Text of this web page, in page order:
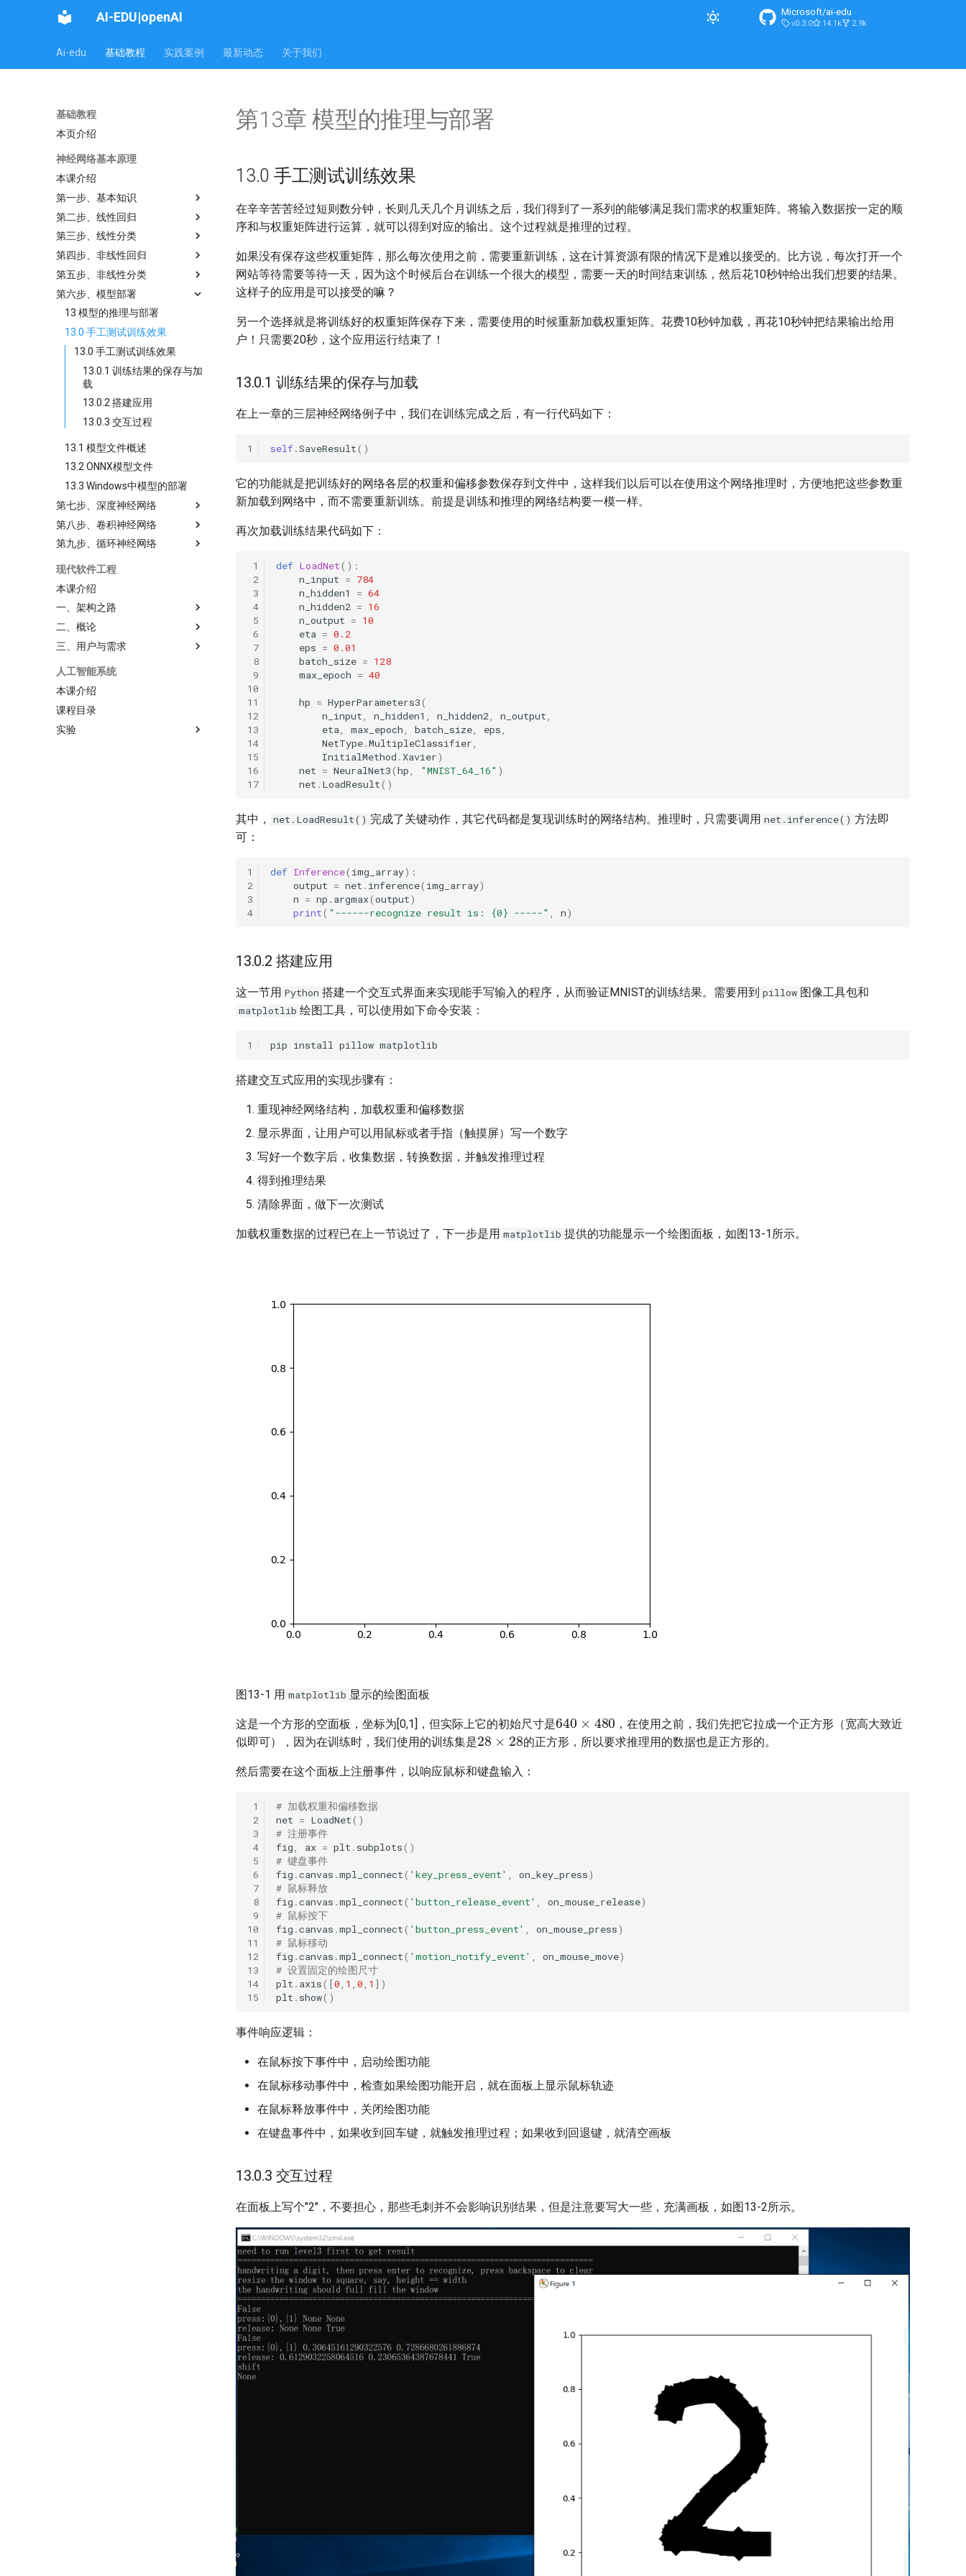
AI-EDU|openAI Microsoft/ai-edu
v0.3.0 14.1k 2.9k
Ai-edu 基础教程 实践案例 最新动态 关于我们
基础教程
本页介绍
神经网络基本原理
本课介绍
第一步、基本知识
第二步、线性回归
第三步、线性分类
第四步、非线性回归
第五步、非线性分类
第六步、模型部署
13 模型的推理与部署
13.0 手工测试训练效果
13.0 手工测试训练效果
13.0.1 训练结果的保存与加
载
13.0.2 搭建应用
13.0.3 交互过程
13.1 模型文件概述
13.2 ONNX模型文件
13.3 Windows中模型的部署
第七步、深度神经网络
第八步、卷积神经网络
第九步、循环神经网络
现代软件工程
本课介绍
一、架构之路
二、概论
三、用户与需求
人工智能系统
本课介绍
课程目录
实验
第13章 模型的推理与部署
13.0 手工测试训练效果
在辛辛苦苦经过短则数分钟，长则几天几个月训练之后，我们得到了一系列的能够满足我们需求的权重矩阵。将输入数据按一定的顺
序和与权重矩阵进行运算，就可以得到对应的输出。这个过程就是推理的过程。
如果没有保存这些权重矩阵，那么每次使用之前，需要重新训练，这在计算资源有限的情况下是难以接受的。比方说，每次打开一个
网站等待需要等待一天，因为这个时候后台在训练一个很大的模型，需要一天的时间结束训练，然后花10秒钟给出我们想要的结果。
这样子的应用是可以接受的嘛？
另一个选择就是将训练好的权重矩阵保存下来，需要使用的时候重新加载权重矩阵。花费10秒钟加载，再花10秒钟把结果输出给用
户！只需要20秒，这个应用运行结束了！
13.0.1 训练结果的保存与加载
在上一章的三层神经网络例子中，我们在训练完成之后，有一行代码如下：
self.SaveResult()
它的功能就是把训练好的网络各层的权重和偏移参数保存到文件中，这样我们以后可以在使用这个网络推理时，方便地把这些参数重
新加载到网络中，而不需要重新训练。前提是训练和推理的网络结构要一模一样。
再次加载训练结果代码如下：
def LoadNet():
n_input = 784
n_hidden1
= 64
n_hidden2 = 16
n_output = 10
eta = 0.2
eps = 0.01
batch_size = 128
max_epoch = 40
hp = HyperParameters3(
n_input
n_hidden1 n_hidden2 n_output
eta
max_epoch batch_size eps
NetType.MultipleClassifier
InitialMethod . Xavier)
net = NeuralNet3(hp "MNIST_64_16" )
net . LoadResult()
其中， net.LoadResult() 完成了关键动作，其它代码都是复现训练时的网络结构。推理时，只需要调用 net.inference() 方法即
可：
def Inference( img_array):
output = net . inference( img_array)
n = np . argmax(output)
print( "------recognize result is: {0} -----" n)
13.0.2 搭建应用
这一节用 Python 搭建一个交互式界面来实现能手写输入的程序，从而验证MNIST的训练结果。需要用到 pillow 图像工具包和
matplotlib 绘图工具，可以使用如下命令安装：
搭建交互式应用的实现步骤有：
重现神经网络结构，加载权重和偏移数据
显示界面，让用户可以用鼠标或者手指（触摸屏）写一个数字
写好一个数字后，收集数据，转换数据，并触发推理过程
得到推理结果
清除界面，做下一次测试
加载权重数据的过程已在上一节说过了，下一步是用 matplotlib 提供的功能显示一个绘图面板，如图13-1所示。
图13-1 用 matplotlib 显示的绘图面板
这是一个方形的空面板，坐标为[0,1]，但实际上它的初始尺寸是
640 480
，在使用之前，我们先把它拉成一个正方形（宽高大致近
似即可），因为在训练时，我们使用的训练集是
28×28
的正方形，所以要求推理用的数据也是正方形的。
然后需要在这个面板上注册事件，以响应鼠标和键盘输入：
# 加载权重和偏移数据
net = LoadNet()
# 注册事件
fig
ax = plt . subplots()
# 键盘事件
fig .canvas .mpl_connect( 'key_press_event' on_key_press)
# 鼠标释放
fig .canvas .mpl_connect( 'button_release_event' on_mouse_release)
# 鼠标按下
fig .canvas .mpl_connect( 'button_press_event' on_mouse_press)
# 鼠标移动
fig .canvas .mpl_connect( 'motion_notify_event' on_mouse_move)
# 设置固定的绘图尺寸
plt . axis([0 1 0 1 ])
plt . show()
事件响应逻辑：
在鼠标按下事件中，启动绘图功能
在鼠标移动事件中，检查如果绘图功能开启，就在面板上显示鼠标轨迹
在鼠标释放事件中，关闭绘图功能
在键盘事件中，如果收到回车键，就触发推理过程；如果收到回退键，就清空画板
13.0.3 交互过程
在面板上写个"2"，不要担心，那些毛刺并不会影响识别结果，但是注意要写大一些，充满画板，如图13-2所示。